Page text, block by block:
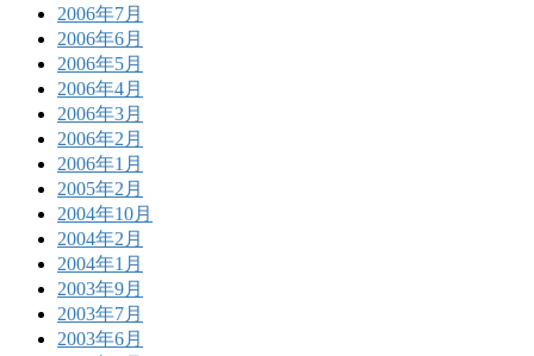
2006年7月
2006年6月
2006年5月
2006年4月
2006年3月
2006年2月
2006年1月
2005年2月
2004年10月
2004年2月
2004年1月
2003年9月
2003年7月
2003年6月